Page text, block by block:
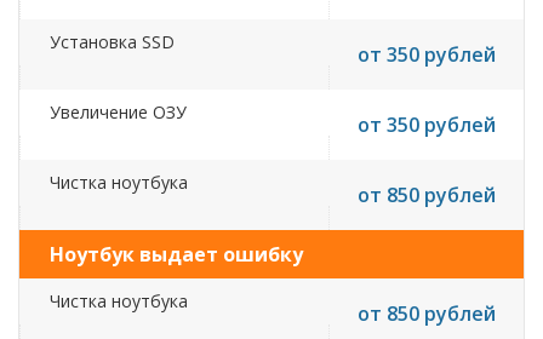
Установка SSD от 350 рублей
Увеличение ОЗУ от 350 рублей
Чистка ноутбука от 850 рублей
Ноутбук выдает ошибку
Чистка ноутбука от 850 рублей